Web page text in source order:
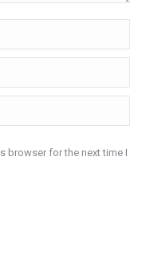
browser for the next time I